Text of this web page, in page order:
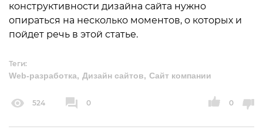
конструктивности дизайна сайта нужно
опираться на несколько моментов, о которых и
пойдет речь в этой статье.
Теги:
Web-разработка Дизайн сайтов Сайт компании
524 0 0